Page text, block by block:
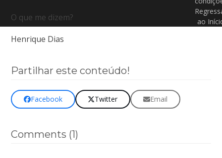
O que me dizem?
Henrique Dias
Partilhar este conteúdo!
Facebook Twitter Email
Comments (1)
ao